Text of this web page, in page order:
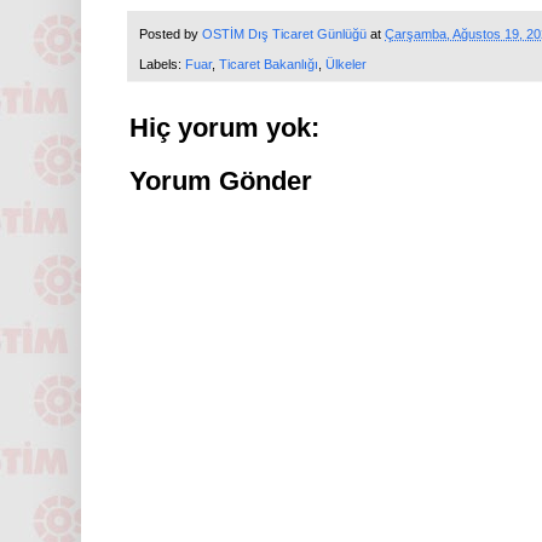
Posted by OSTİM Dış Ticaret Günlüğü at Çarşamba, Ağustos 19,
Labels: Fuar, Ticaret Bakanlığı Ülkeler
Hiç yorum yok:
Yorum Gönder